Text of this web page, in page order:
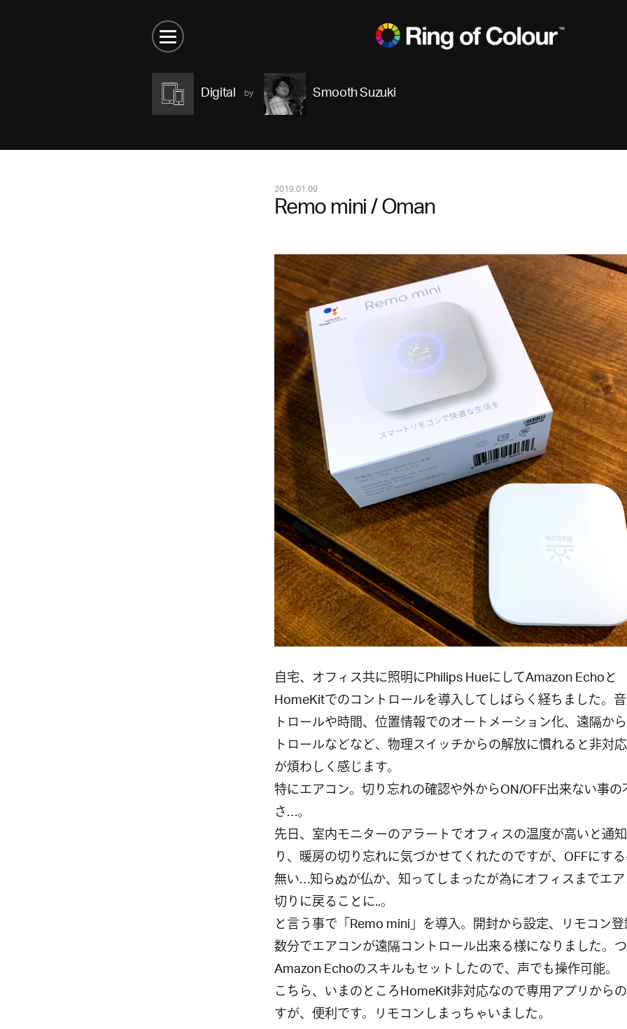
Digital Smooth Suzuki
2019.01.09
Remo mini / Oman
自宅、オフィス共に照明にPhilips HueにしてAmazon Echoと
HomeKitでのコントロールを導入してしばらく経ちました。
トロールや時間、位置情報でのオートメーション化、遠隔か
トロールなどなど、物理スイッチからの解放に慣れると非対
が煩わしく感じます。
特にエアコン。切り忘れの確認や外からON/OFF出来ない事
さ…。
先日、室内モニターのアラートでオフィスの温度が高いと通
り、暖房の切り忘れに気づかせてくれたのですが、OFFにす
無い…知らぬが仏か、知ってしまったが為にオフィスまでエ
切りに戻ることに..。
と言う事で「Remo mini」を導入。開封から設定、リモコン
数分でエアコンが遠隔コントロール出来る様になりました。
Amazon Echoのスキルもセットしたので、声でも操作可能。
こちら、いまのところHomeKit非対応なので専用アプリから
すが、便利です。リモコンしまっちゃいました。